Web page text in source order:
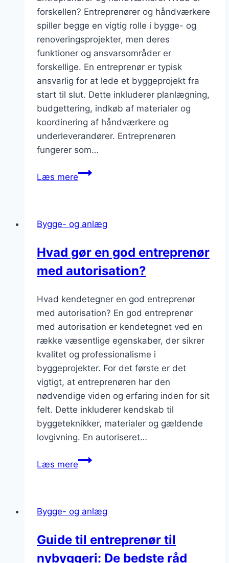
overlever
de
første
år?
forskellen? Entreprenører og håndværkere
spiller begge en vigtig rolle i bygge- og
renoveringsprojekter, men deres
funktioner og ansvarsområder er
forskellige. En entreprenør er typisk
ansvarlig for at lede et byggeprojekt fra
start til slut. Dette inkluderer planlægning,
budgettering, indkøb af materialer og
koordinering af håndværkere og
underleverandører. Entreprenøren
fungerer som…
Læs mereEntreprenører
det
team
Bygge- og anlæg
Hvad gør en god entreprenør
med autorisation?
Hvad kendetegner en god entreprenør
med autorisation? En god entreprenør
med autorisation er kendetegnet ved en
række væsentlige egenskaber, der sikrer
kvalitet og professionalisme i
byggeprojekter. For det første er det
vigtigt, at entreprenøren har den
nødvendige viden og erfaring inden for sit
felt. Dette inkluderer kendskab til
byggeteknikker, materialer og gældende
lovgivning. En autoriseret…
Læs mereHvad
entreprenør
autorisation?
Bygge- og anlæg
Guide til entreprenør til
nybyggeri: De bedste råd